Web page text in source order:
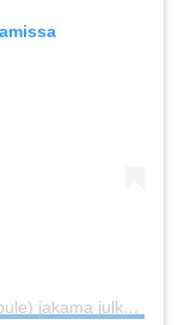
Henkilön Annija Keita Sabule (@annijasabule) jakama julkaisu